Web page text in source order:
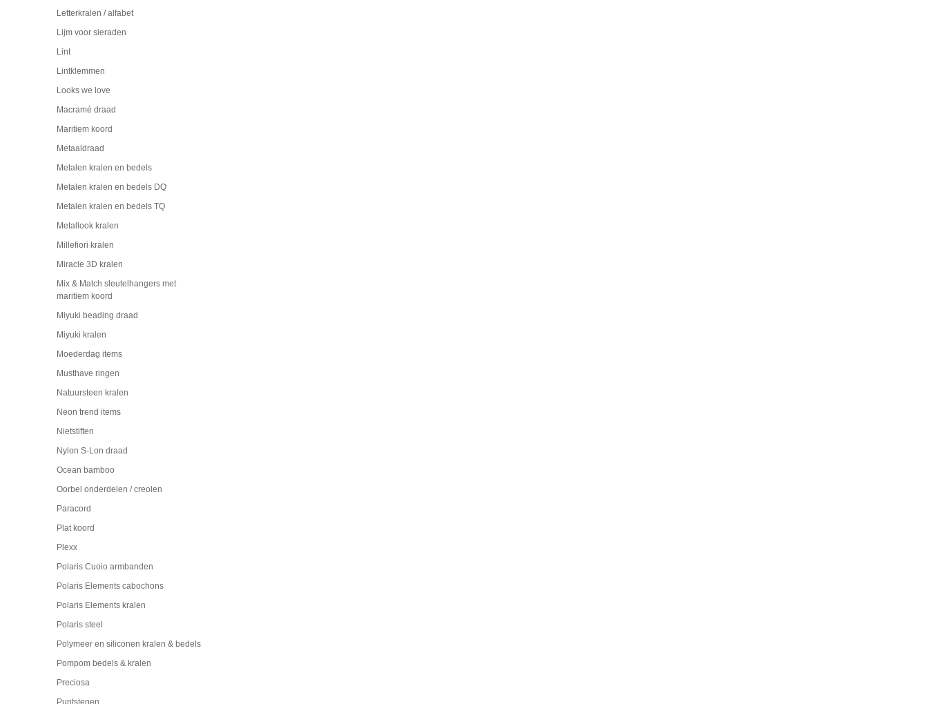
Letterkralen / alfabet
Lijm voor sieraden
Lint
Lintklemmen
Looks we love
Macramé draad
Maritiem koord
Metaaldraad
Metalen kralen en bedels
Metalen kralen en bedels DQ
Metalen kralen en bedels TQ
Metallook kralen
Millefiori kralen
Miracle 3D kralen
Mix & Match sleutelhangers met
maritiem koord
Miyuki beading draad
Miyuki kralen
Moederdag items
Musthave ringen
Natuursteen kralen
Neon trend items
Nietstiften
Nylon S-Lon draad
Ocean bamboo
Oorbel onderdelen / creolen
Paracord
Plat koord
Plexx
Polaris Cuoio armbanden
Polaris Elements cabochons
Polaris Elements kralen
Polaris steel
Polymeer en siliconen kralen & bedels
Pompom bedels & kralen
Preciosa
Puntstenen